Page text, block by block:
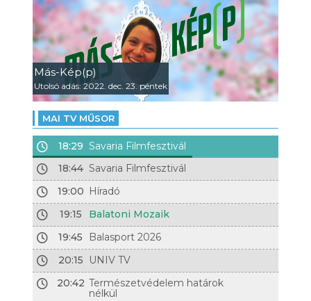
Más-Kép(p)
Utolsó adás: 2022. dec. 23. péntek
MAI TV MŰSOR
18:29 Savaria Filmfesztivál
18:44 Savaria Filmfesztivál
19:00 Híradó
19:15
Balatoni Mozaik
19:45
Balasport 2026
20:15
UNIV TV
20:42 Természetvédelem határok
nélkül